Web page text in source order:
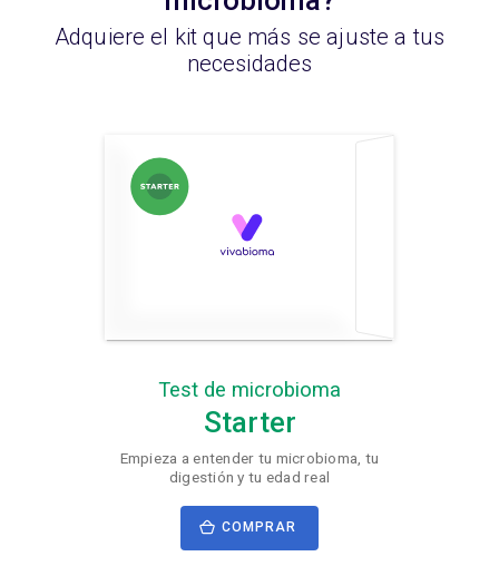
Adquiere el kit que más se ajuste a tus
necesidades
Test de microbioma
Starter
Empieza a entender tu microbioma, tu
digestión y tu edad real
COMPRAR